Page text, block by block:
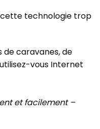
cette technologie trop
de caravanes, de
vous Internet
et facilement –